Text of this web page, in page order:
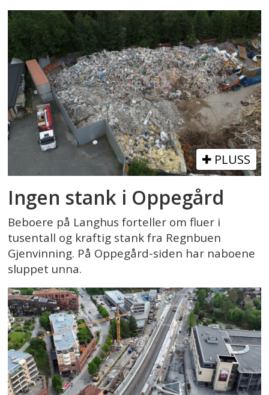
PLUSS
Ingen stank i Oppegård
Beboere på Langhus forteller om fluer i
tusentall og kraftig stank fra Regnbuen
Gjenvinning. På Oppegård-siden har naboene
sluppet unna.